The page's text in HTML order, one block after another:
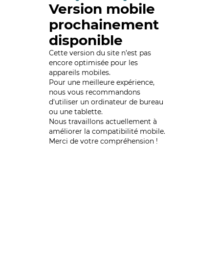
Version mobile
prochainement
disponible
Cette version du site n’est pas
encore optimisée pour les
appareils mobiles.
Pour une meilleure expérience,
nous vous recommandons
d'utiliser un ordinateur de bureau
ou une tablette.
Nous travaillons actuellement à
améliorer la compatibilité mobile.
Merci de votre compréhension !